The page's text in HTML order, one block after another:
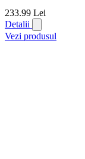
233.99 Lei
Detalii
Vezi produsul